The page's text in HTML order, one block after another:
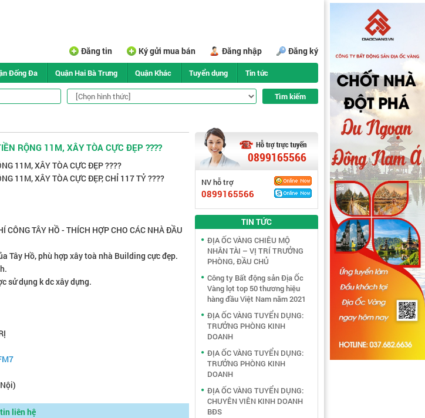
Đăng tin Ký gửi mua bán Đăng nhập Đăng ký
Đống Đa Quận Hai Bà Trưng Quận Khác Tuyển dụng Tin tức
RỘNG 11M, XÂY TÒA CỰC ĐẸP ????
11M, XÂY TÒA CỰC ĐẸP ????
11M, XÂY TÒA CỰC ĐẸP, CHỈ 117 TỶ ????
CÔNG TÂY HỒ - THÍCH HỢP CHO CÁC NHÀ ĐẦU
Tây Hồ, phù hợp xây toà nhà Building cực đẹp.
sử dụng k dc xây dựng.
liên hệ
0899165566
NV hỗ trợ
0899165566
TIN TỨC
ĐỊA ỐC VÀNG CHIÊU MỘ
NHÂN TÀI – VỊ TRÍ TRƯỞNG
PHÒNG, ĐẦU CHỦ
Công ty Bất động sản Địa Ốc
Vàng lọt top 50 thương hiệu
hàng đầu Việt Nam năm 2021
ĐỊA ỐC VÀNG TUYỂN DỤNG:
TRƯỞNG PHÒNG KINH
DOANH
ĐỊA ỐC VÀNG TUYỂN DỤNG:
TRƯỞNG PHÒNG KINH
DOANH
ĐỊA ỐC VÀNG TUYỂN DỤNG:
CHUYÊN VIÊN KINH DOANH
BĐS